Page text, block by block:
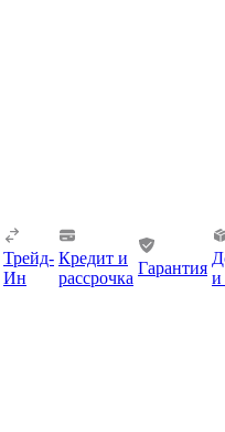
Трейд-
Ин
Кредит и
рассрочка
Гарантия
и